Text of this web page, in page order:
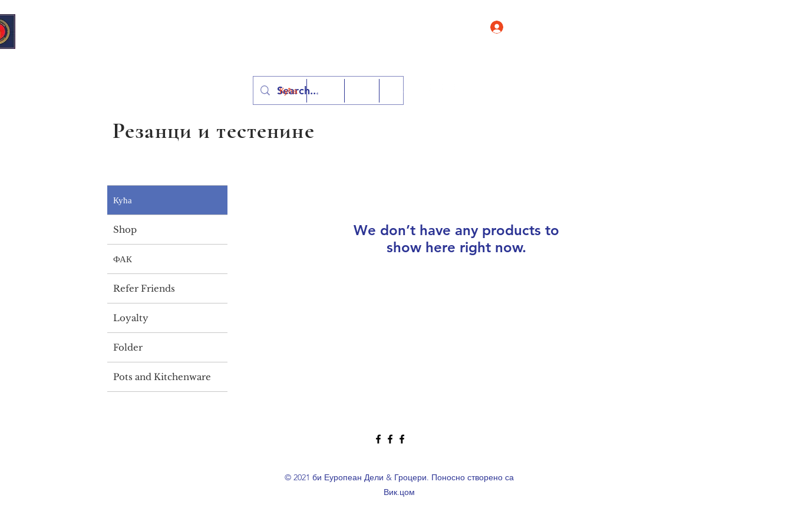
Кућа Shop
Резанци и тестенине
Кућа
Shop
ФАК
Refer Friends
Loyalty
Folder
Pots and Kitchenware
We don’t have any products to
show here right now.
© 2021 би Еуропеан Дели & Гроцери. Поносно створено са
Вик.цом